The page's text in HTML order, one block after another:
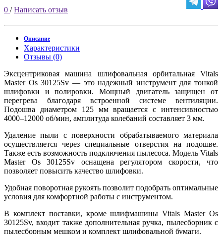
0 /Написать отзыв
Описание
Характеристики
Отзывы (0)
Эксцентриковая машина шлифовальная орбитальная Vitals
Master Os 30125Sv — это надежный инструмент для тонкой
шлифовки и полировки. Мощный двигатель защищен от
перегрева благодаря встроенной системе вентиляции.
Подошва диаметром 125 мм вращается с интенсивностью
4000–12000 об/мин, амплитуда колебаний составляет 3 мм.
Удаление пыли с поверхности обрабатываемого материала
осуществляется через специальные отверстия на подошве.
Также есть возможность подключения пылесоса. Модель Vitals
Master Os 30125Sv оснащена регулятором скорости, что
позволяет повысить качество шлифовки.
Удобная поворотная рукоять позволит подобрать оптимальные
условия для комфортной работы с инструментом.
В комплект поставки, кроме шлифмашины Vitals Master Os
30125Sv, входит также дополнительная ручка, пылесборник с
пылесборным мешком и комплект шлифовальной бумаги.